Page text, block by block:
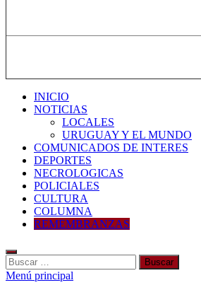
INICIO
NOTICIAS
LOCALES
URUGUAY Y EL MUNDO
COMUNICADOS DE INTERES
DEPORTES
NECROLOGICAS
POLICIALES
CULTURA
COLUMNA
REMEMBRANZAS
Buscar:
Menú principal